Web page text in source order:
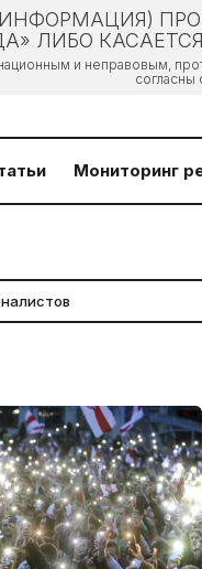
ЛИБО
и неправовым,
Мониторинг